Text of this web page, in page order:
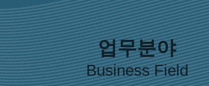
업무분야
Business Field